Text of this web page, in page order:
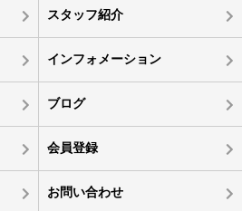
スタッフ紹介
インフォメーション
ブログ
会員登録
お問い合わせ